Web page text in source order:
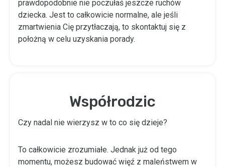
prawdopodobnie nie poczułaś jeszcze ruchów
dziecka. Jest to całkowicie normalne, ale jeśli
zmartwienia Cię przytłaczają, to skontaktuj się z
położną w celu uzyskania porady.
Współrodzic
Czy nadal nie wierzysz w to co się dzieje?
To całkowicie zrozumiałe. Jednak już od tego
momentu, możesz budować więź z maleństwem w